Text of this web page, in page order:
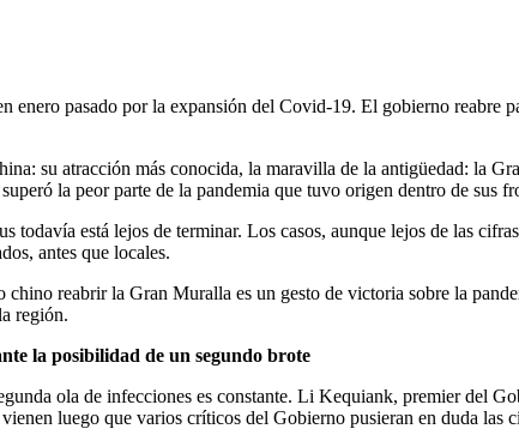
enero pasado por la expansión del Covid-19. El gobierno reabre
su atracción más conocida, la maravilla de la antigüedad: la
la peor parte de la pandemia que tuvo origen dentro de sus
todavía está lejos de terminar. Los casos, aunque lejos de las
antes que locales.
chino reabrir la Gran Muralla es un gesto de victoria sobre la
región.
la posibilidad de un segundo brote
ola de infecciones es constante. Li Kequiank, premier del
luego que varios críticos del Gobierno pusieran en duda las